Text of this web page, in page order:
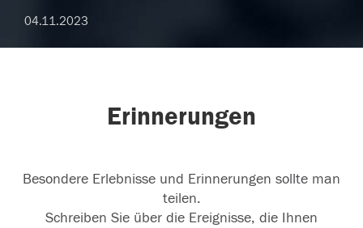
04.11.2023
Erinnerungen
Besondere Erlebnisse und Erinnerungen sollte man
teilen.
Schreiben Sie über die Ereignisse, die Ihnen